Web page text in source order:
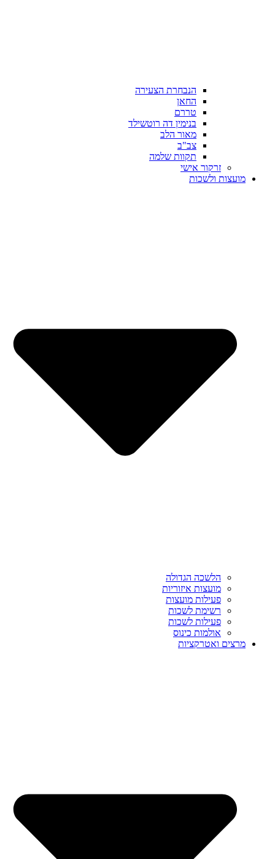
הנבחרת הצעירה
החאן
טררם
בנימין דה רוטשילד
מאור הלב
צב"ב
תקוות שלמה
זרקור אישי
מועצות ולשכות
הלשכה הגדולה
מועצות איזוריות
פעילות מועצות
רשימת לשכות
פעילות לשכות
אולמות כינוס
מרצים ואטרקציות